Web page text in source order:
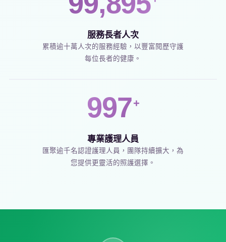
服務長者人次
累積逾十萬人次的服務經驗，以豐富閱歷守護
每位長者的健康。
1,000
專業護理人員
匯聚逾千名認證護理人員，團隊持續擴大，為
您提供更靈活的照護選擇。